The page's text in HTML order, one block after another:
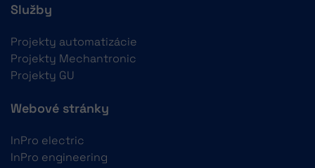
Služby
Projekty automatizácie
Projekty Mechantronic
Projekty GU
Webové stránky
InPro electric
InPro engineering